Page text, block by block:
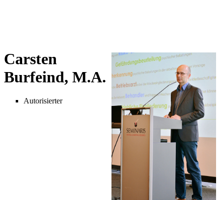
Carsten
Burfeind, M.A.
Autorisierter